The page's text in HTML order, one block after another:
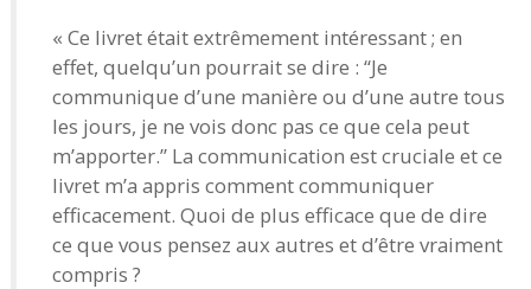
« Ce livret était extrêmement intéressant ; en
effet, quelqu’un pourrait se dire : “Je
communique d’une manière ou d’une autre tous
les jours, je ne vois donc pas ce que cela peut
m’apporter.” La communication est cruciale et ce
livret m’a appris comment communiquer
efficacement. Quoi de plus efficace que de dire
ce que vous pensez aux autres et d’être vraiment
compris ?